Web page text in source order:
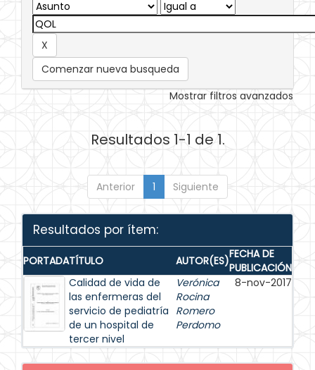
Comenzar nueva busqueda
Mostrar filtros avanzados
Resultados 1-1 de 1.
Anterior 1 Siguiente
Resultados por ítem:
PORTADATÍTULO AUTOR(ES)FECHA DE
PUBLICACIÓN
Calidad de vida de
las enfermeras del
servicio de pediatría
de un hospital de
tercer nivel
Verónica
Rocina
Romero
Perdomo
8-nov-2017